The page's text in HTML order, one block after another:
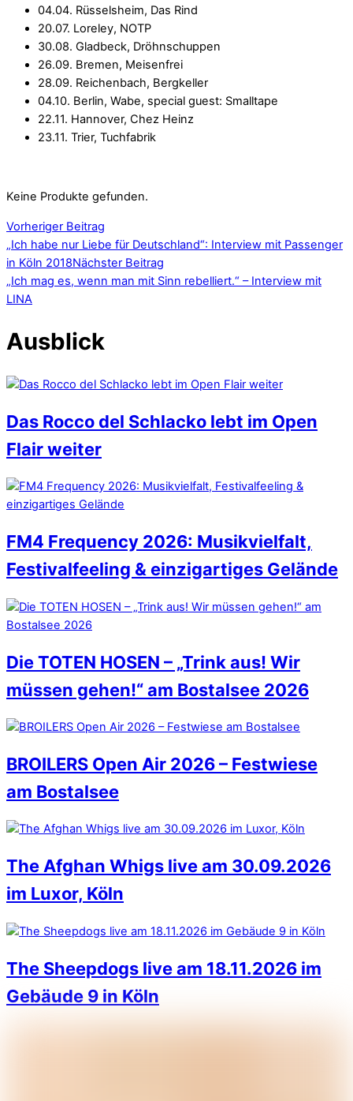
04.04. Rüsselsheim, Das Rind
20.07. Loreley, NOTP
30.08. Gladbeck, Dröhnschuppen
26.09. Bremen, Meisenfrei
28.09. Reichenbach, Bergkeller
04.10. Berlin, Wabe, special guest: Smalltape
22.11. Hannover, Chez Heinz
23.11. Trier, Tuchfabrik
Keine Produkte gefunden.
Vorheriger Beitrag
„Ich habe nur Liebe für Deutschland“: Interview mit Passenger
in Köln 2018Nächster Beitrag
„Ich mag es, wenn man mit Sinn rebelliert.“ – Interview mit
LINA
Ausblick
Das Rocco del Schlacko lebt im Open
Flair weiter
FM4 Frequency 2026: Musikvielfalt,
Festivalfeeling & einzigartiges Gelände
Die TOTEN HOSEN – „Trink aus! Wir
müssen gehen!“ am Bostalsee 2026
BROILERS Open Air 2026 – Festwiese
am Bostalsee
The Afghan Whigs live am 30.09.2026
im Luxor, Köln
The Sheepdogs live am 18.11.2026 im
Gebäude 9 in Köln